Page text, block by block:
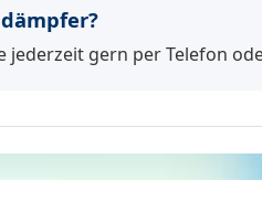
jederzeit gern per Telefon